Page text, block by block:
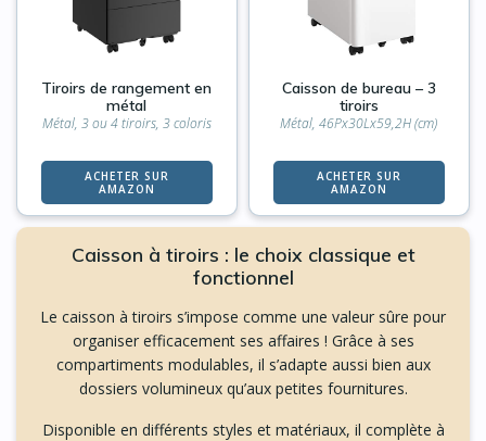
Tiroirs de rangement en
métal
Métal, 3 ou 4 tiroirs, 3 coloris
ACHETER SUR
AMAZON
Caisson de bureau – 3
tiroirs
Métal, 46Px30Lx59,2H (cm)
ACHETER SUR
AMAZON
Caisson à tiroirs : le choix classique et
fonctionnel
Le caisson à tiroirs s’impose comme une valeur sûre pour
organiser efficacement ses affaires ! Grâce à ses
compartiments modulables, il s’adapte aussi bien aux
dossiers volumineux qu’aux petites fournitures.
Disponible en différents styles et matériaux, il complète à